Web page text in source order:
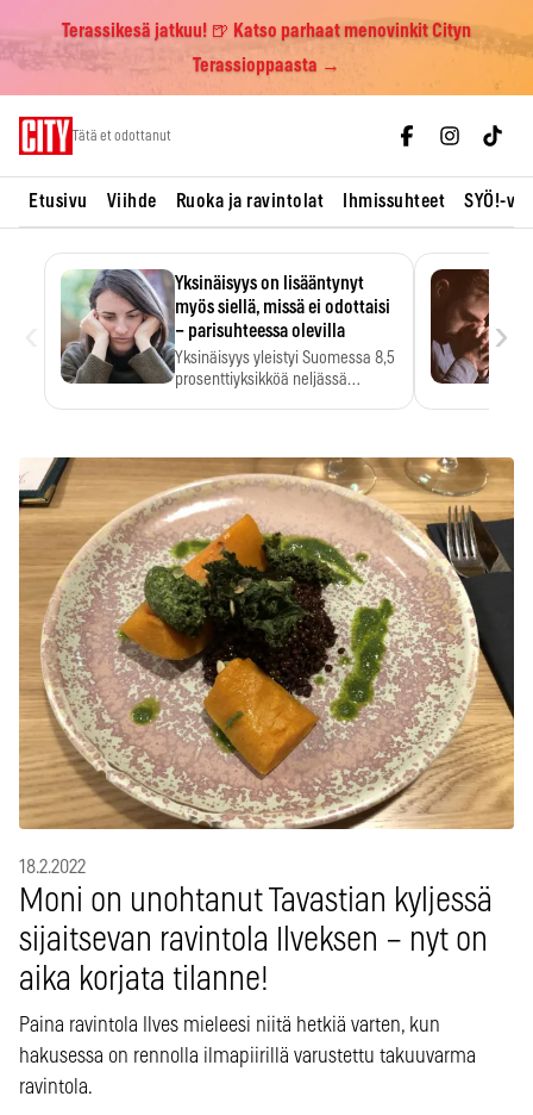
Terassikesä jatkuu! 🍺 Katso parhaat menovinkit Cityn
Terassioppaasta →
Tätä et odottanut
Etusivu Viihde Ruoka ja ravintolat Ihmissuhteet SYÖ!-
Yksinäisyys on lisääntynyt
myös siellä, missä ei odottaisi
– parisuhteessa olevilla
Yksinäisyys yleistyi Suomessa 8,5
prosenttiyksikköä neljässä
›
18.2.2022
Moni on unohtanut Tavastian kyljessä
sijaitsevan ravintola Ilveksen – nyt on
aika korjata tilanne!
Paina ravintola Ilves mieleesi niitä hetkiä varten, kun
hakusessa on rennolla ilmapiirillä varustettu takuuvarma
ravintola.